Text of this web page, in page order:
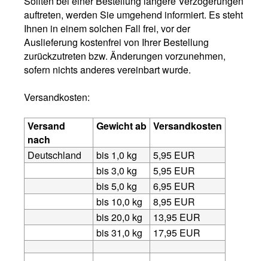
auftreten, werden Sie umgehend informiert. Es steht
Ihnen in einem solchen Fall frei, vor der
Auslieferung kostenfrei von Ihrer Bestellung
zurückzutreten bzw. Änderungen vorzunehmen,
sofern nichts anderes vereinbart wurde.
Versandkosten:
Versand
nach
Gewicht ab Versandkosten
Deutschland bis 1,0 kg
5,95 EUR
bis 3,0 kg
5,95 EUR
bis 5,0 kg
6,95 EUR
bis 10,0 kg
8,95 EUR
bis 20,0 kg
13,95 EUR
bis 31,0 kg
17,95 EUR